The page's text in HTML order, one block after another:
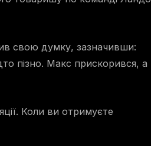
свою думку, зазначивши:
пізно. Макс прискорився, а
Коли ви отримуєте